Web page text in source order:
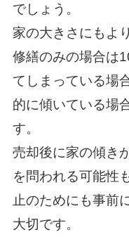
でしょう。
家の大きさにもよ
修繕のみの場合は
てしまっている場
的に傾いている場
す。
売却後に家の傾き
を問われる可能性
止のためにも事前
大切です。